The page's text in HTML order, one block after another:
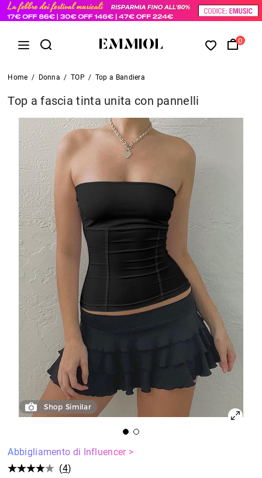
0
Home / Donna / TOP / Top a Bandiera
Top a fascia tinta unita con pannelli
Shop Similar
Abbigliamento di Influencer >
(4)